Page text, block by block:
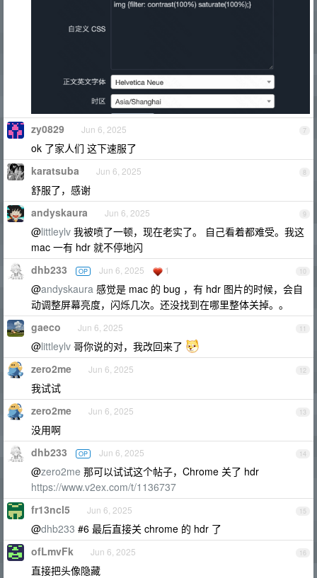
7
zy0829 Jun 6, 2025
ok 了家人们 这下速服了
8
karatsuba Jun 6, 2025
舒服了，感谢
9
andyskaura Jun 6, 2025
@littleylv 我被喷了一顿，现在老实了。 自己看着都难受。我这
mac 一有 hdr 就不停地闪
10
dhb233 OP Jun 6, 2025 1
@andyskaura 感觉是 mac 的 bug ，有 hdr 图片的时候，会自
动调整屏幕亮度，闪烁几次。还没找到在哪里整体关掉。。
11
gaeco Jun 6, 2025
@littleylv 哥你说的对，我改回来了
12
zero2me Jun 6, 2025
我试试
13
zero2me Jun 6, 2025
没用啊
14
dhb233 OP Jun 6, 2025
@zero2me 那可以试试这个帖子，Chrome 关了 hdr
https://www.v2ex.com/t/1136737
15
fr13ncl5 Jun 6, 2025
@dhb233 #6 最后直接关 chrome 的 hdr 了
16
ofLmvFk Jun 6, 2025
直接把头像隐藏